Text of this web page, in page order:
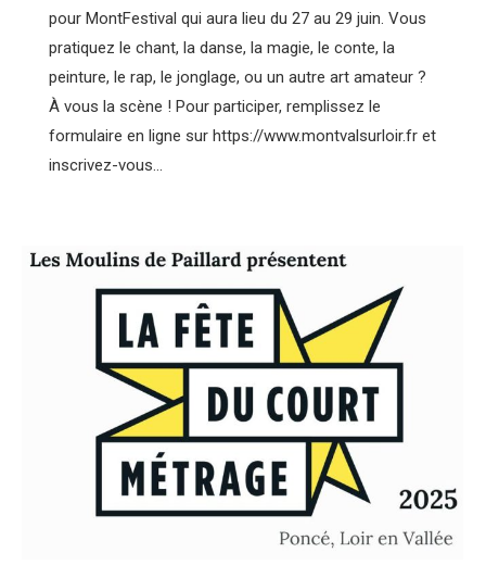
pour MontFestival qui aura lieu du 27 au 29 juin. Vous
pratiquez le chant, la danse, la magie, le conte, la
peinture, le rap, le jonglage, ou un autre art amateur ?
À vous la scène ! Pour participer, remplissez le
formulaire en ligne sur https://www.montvalsurloir.fr et
inscrivez-vous…